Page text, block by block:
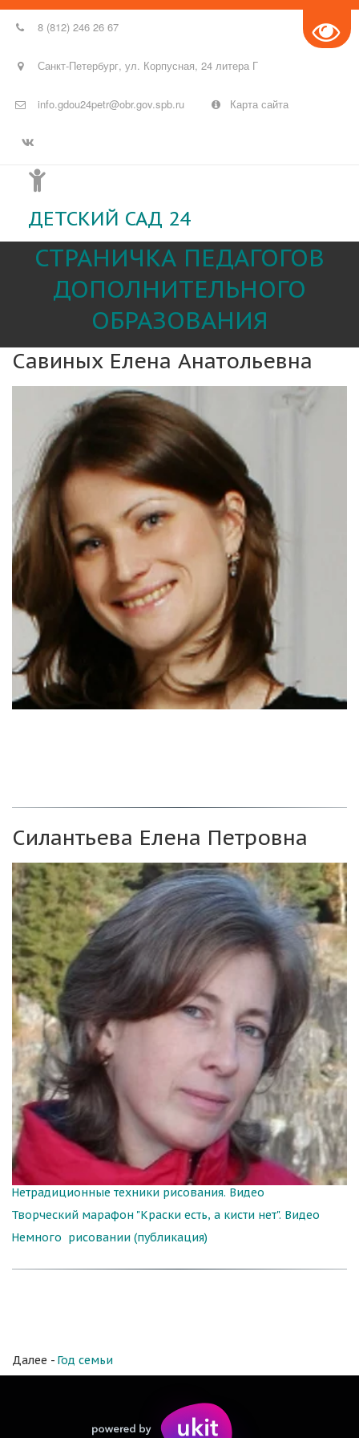
8 (812) 246 26 67
Санкт-Петербург, ул. Корпусная, 24 литера Г
info.gdou24petr@obr.gov.spb.ru Карта сайта
ДЕТСКИЙ САД 24
СТРАНИЧКА ПЕДАГОГОВ
ДОПОЛНИТЕЛЬНОГО
ОБРАЗОВАНИЯ
Савиных Елена Анатольевна
Силантьева Елена Петровна
Нетрадиционные техники рисования. Видео
Творческий марафон "Краски есть, а кисти нет". Видео
Немного  рисовании (публикация)
Далее - Год семьи